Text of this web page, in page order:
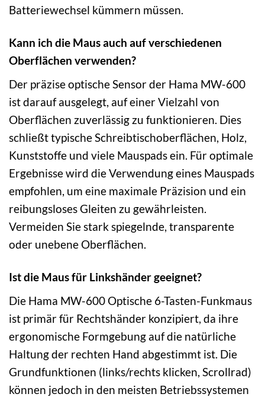
Batteriewechsel kümmern müssen.
Kann ich die Maus auch auf verschiedenen
Oberflächen verwenden?
Der präzise optische Sensor der Hama MW-600
ist darauf ausgelegt, auf einer Vielzahl von
Oberflächen zuverlässig zu funktionieren. Dies
schließt typische Schreibtischoberflächen, Holz,
Kunststoffe und viele Mauspads ein. Für optimale
Ergebnisse wird die Verwendung eines Mauspads
empfohlen, um eine maximale Präzision und ein
reibungsloses Gleiten zu gewährleisten.
Vermeiden Sie stark spiegelnde, transparente
oder unebene Oberflächen.
Ist die Maus für Linkshänder geeignet?
Die Hama MW-600 Optische 6-Tasten-Funkmaus
ist primär für Rechtshänder konzipiert, da ihre
ergonomische Formgebung auf die natürliche
Haltung der rechten Hand abgestimmt ist. Die
Grundfunktionen (links/rechts klicken, Scrollrad)
können jedoch in den meisten Betriebssystemen